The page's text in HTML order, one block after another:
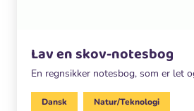
Lav en skov-notesbog
En regnsikker notesbog, som er let
Dansk Natur/Teknologi